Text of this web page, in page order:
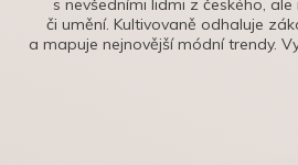
s nevšedními lidmi z českého,
či umění. Kultivovaně odhaluje
a mapuje nejnovější módní trendy.